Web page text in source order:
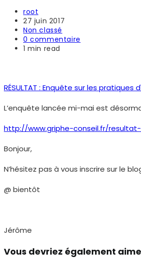
Auteur/autrice
de
la
publication :
root
Publication
publiée :
27 juin 2017
Post
category:
Non classé
Commentaires
de
0 commentaire
Temps
1 min read
RÉSULTAT : Enquête sur les
L’enquête lancée mi-mai est
http://www.griphe-conseil.fr/
Bonjour,
N’hésitez pas à vous inscrire sur le
@ bientôt
Jérôme
Vous devriez également